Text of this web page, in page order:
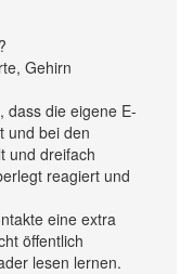
Gehirn
dass die eigene E-
und bei den
und dreifach
reagiert und
eine extra
öffentlich
lesen lernen.